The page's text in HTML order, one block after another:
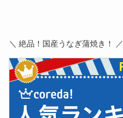
＼ 絶品！国産うなぎ蒲焼き！ ／